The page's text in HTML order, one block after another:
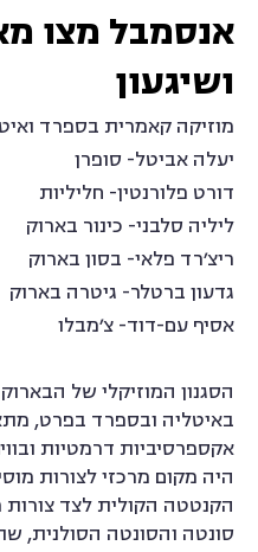
אנסמבל מצו
ושיגעון
מוזיקה קאמרית בספרד
יעלה אביטל- סופרן
דורט פלורנטין- חליליות
ליליה סלבני- כינור בארוק
ריצ׳רד פלאי- בסון בארוק
גדעון ברטלר- גיטרה בארוק
אסיף עם-דוד- צ׳מבלו
הסגנון המוזיקלי של
באיטליה ובספרד בפרט,
אקספרסיביות דרמטיות
היה מקום מרכזי לצורות
הקנטטה הקולית לצד צורות
סונטה והסונטה הסולנית,